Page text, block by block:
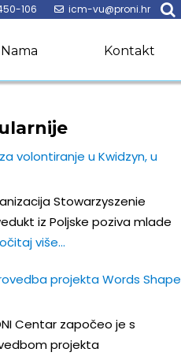
106 icm-vu@proni.hr
Kontakt
volontiranje u Kwidzyn, u
Stowarzyszenie
iz Poljske poziva mlade
više…
projekta Words Shape
Centar započeo je s
projekta